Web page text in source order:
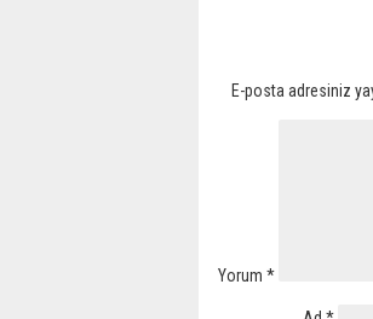
E-posta adresiniz
Yorum *